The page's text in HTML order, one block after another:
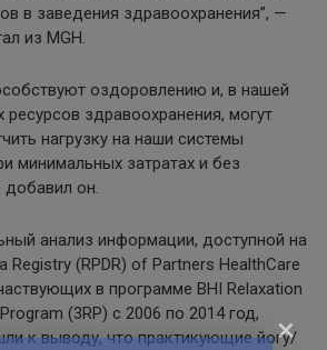
в заведения здравоохранения”, —
из MGH.
оздоровлению и, в нашей
ресурсов здравоохранения, могут
нагрузку на наши системы
минимальных затратах и без
добавил он.
анализ информации, доступной на
Registry (RPDR) of Partners HealthCare
в программе BHI Relaxation
(3RP) с 2006 по 2014 год,
к выводу, что практикующие йогу/
×